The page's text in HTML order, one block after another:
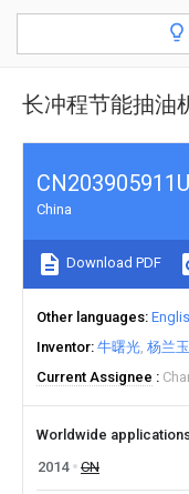
长冲程节能抽油
CN203905911U
China
Download PDF
Other languages
Inventor 牛曙光 杨兰玉
Current Assignee
Worldwide
2014
CN